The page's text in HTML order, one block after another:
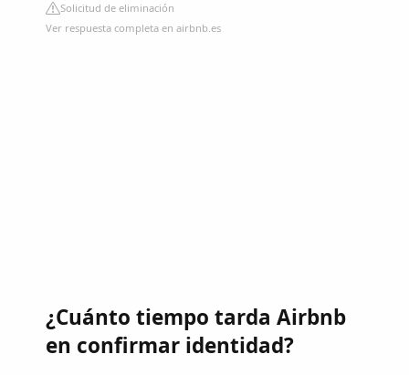
Solicitud de eliminación
Ver respuesta completa en airbnb.es
¿Cuánto tiempo tarda Airbnb
en confirmar identidad?